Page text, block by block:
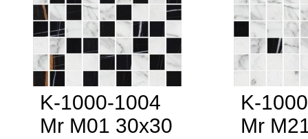
K-1000-1004
Mr M01 30x30
K-
Mr